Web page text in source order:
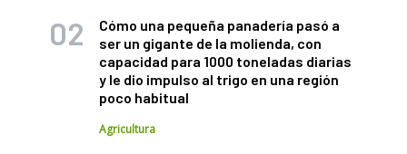
Cómo una pequeña panadería pasó a
ser un gigante de la molienda, con
capacidad para 1000 toneladas diarias
y le dio impulso al trigo en una región
poco habitual
Agricultura